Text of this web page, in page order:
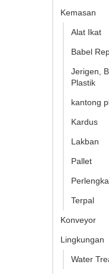
Kemasan
Alat Ikat
Babel
Jerigen,
Plastik
kantong
Kardus
Lakban
Pallet
Terpal
Konveyor
Lingkungan
Water